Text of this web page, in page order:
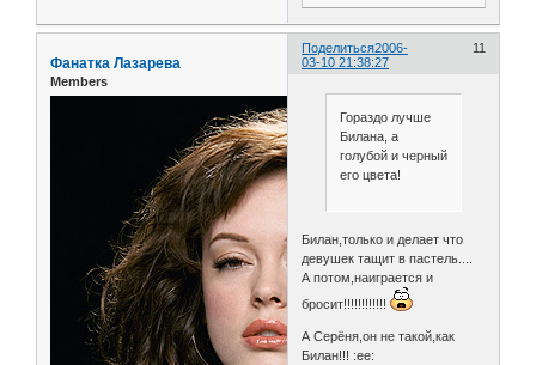
Поделиться 11
2006-
03-10 21:38:27
Фанатка Лазарева
Members
Гораздо лучше
Билана, а
голубой и черный
его цвета!
Билан,только и делает что
девушек тащит в пастель....
А потом,наиграется и
бросит!!!!!!!!!!!!
А Серёня,он не такой,как
Билан!!! :ee: